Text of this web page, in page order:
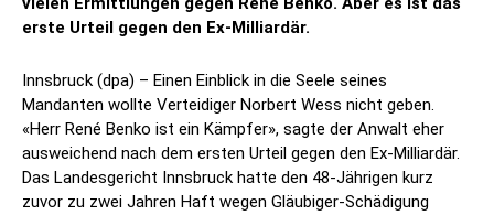
erste Urteil gegen den Ex-Milliardär.
Innsbruck (dpa) – Einen Einblick in die Seele seines
Mandanten wollte Verteidiger Norbert Wess nicht geben.
«Herr René Benko ist ein Kämpfer», sagte der Anwalt eher
ausweichend nach dem ersten Urteil gegen den Ex-Milliardär.
Das Landesgericht Innsbruck hatte den 48-Jährigen kurz
zuvor zu zwei Jahren Haft wegen Gläubiger-Schädigung